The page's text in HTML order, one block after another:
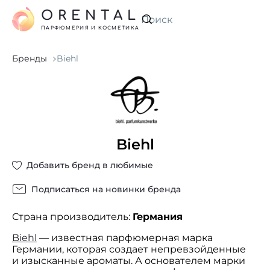
Искать
ORENTAL
ПАРФЮМЕРИЯ И КОСМЕТИКА
Бренды Biehl
Biehl
Добавить бренд в любимые
Подписаться на новинки бренда
Страна производитель: Германия
Biehl — известная парфюмерная марка
Германии, которая создает непревзойденные
и изысканные ароматы. А основателем марки